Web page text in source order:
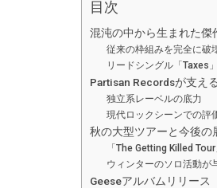
目次
混沌の中から生まれた傑
従来の枠組みを完全に破
リードシングル「Taxes
Partisan Recordsが支え
独立系レーベルの底力
現代ロックシーンでの評
秋の大型ツアーと今後の
「The Getting Killed
ウィンターのソロ活動が
Geeseアルバムリリース